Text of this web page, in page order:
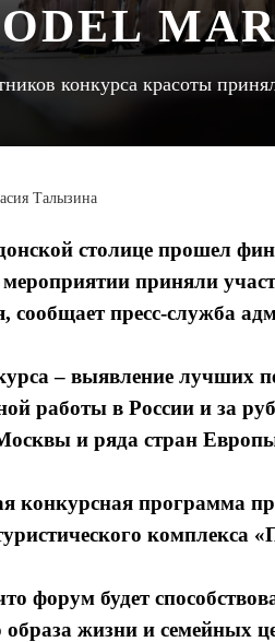
конкурса красоты
Талызина
столице прошел
приняли
сообщает пресс-служба
– выявление лучших
работы в России и за
и ряда стран
конкурсная программа
комплекса
форум будет
образа жизни и семейных